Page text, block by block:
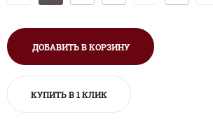
ДОБАВИТЬ В КОРЗИНУ
КУПИТЬ В 1 КЛИК